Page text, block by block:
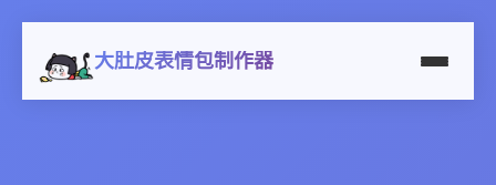
大肚皮表情包制作器